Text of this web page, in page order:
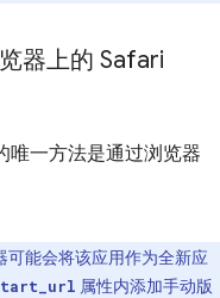
器上的 Safari
唯一方法是通过浏览器
可能会将该应用作为全新应
属性内添加手动版